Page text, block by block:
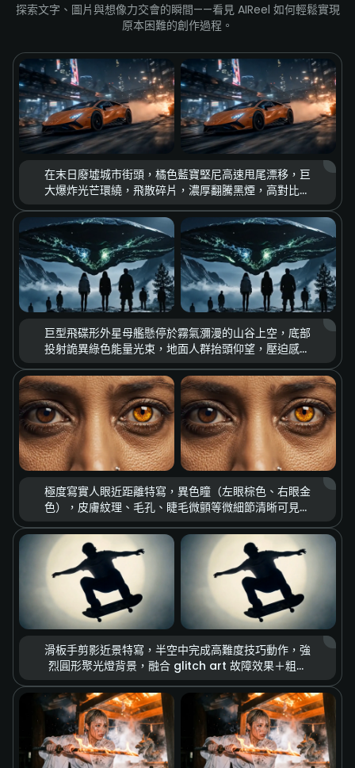
探索文字、圖片與想像力交會的瞬間——看見 AIReel 如何輕鬆實現
原本困難的創作過程。
在末日廢墟城市街頭，橘色藍寶堅尼高速甩尾漂移，巨
大爆炸光芒環繞，飛散碎片，濃厚翻騰黑煙，高對比冷
cinematic lighting，ultra detailed，high
speed motion
巨型飛碟形外星母艦懸停於霧氣瀰漫的山谷上空，底部
投射詭異綠色能量光束，地面人群抬頭仰望，壓迫感構
thriller mood，volumetric fog，dramatic
lighting，high detail
極度寫實人眼近距離特寫，異色瞳（左眼棕色、右眼金
色），皮膚紋理、毛孔、睫毛微顫等微細節清晰可見，
複雜情緒，macro shot，ultra realistic，8k
detail，cinematic contrast
滑板手剪影近景特寫，半空中完成高難度技巧動作，強
烈圓形聚光燈背景，融合 glitch art 故障效果＋粗獷
紋理，dynamic motion，retro texture，high
contrast